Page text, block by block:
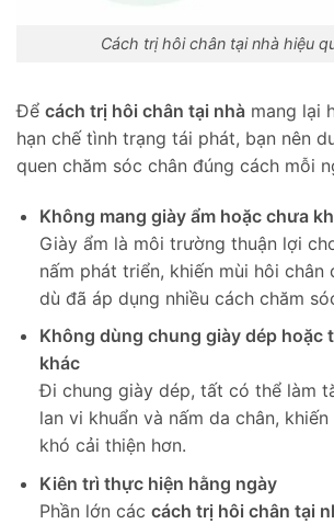
Cách trị hôi chân tại nhà hiệu
Để cách trị hôi chân tại nhà mang lại
hạn chế tình trạng tái phát, bạn nên
quen chăm sóc chân đúng cách mỗi
Không mang giày ẩm hoặc chưa
Giày ẩm là môi trường thuận lợi
nấm phát triển, khiến mùi hôi chân
dù đã áp dụng nhiều cách chăm
Không dùng chung giày dép hoặc
khác
Đi chung giày dép, tất có thể làm
lan vi khuẩn và nấm da chân,
khó cải thiện hơn.
Kiên trì thực hiện hằng ngày
Phần lớn các cách trị hôi chân tại